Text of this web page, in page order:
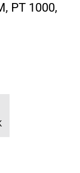
PT 1000,